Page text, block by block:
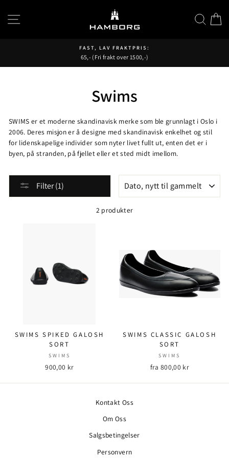
innhold
SØK
Pause
FAST, LAV FRAKTPRIS:
65,- (Fri frakt over 1500,-)
Swims
SWIMS er et moderne skandinavisk merke som ble grunnlagt i Oslo i
2006. Deres misjon er å designe med skandinavisk enkelhet og stil
for lidenskapelige individer som nyter livet fullt ut, enten det er i
byen, på stranden, på fjellet eller et sted midt imellom.
Filter (1)
2 produkter
SWIMS SPIKED GALOSH
SORT
SWIMS
900,00 kr
SWIMS CLASSIC GALOSH
SORT
SWIMS
fra 800,00 kr
Kontakt Oss
Om Oss
Salgsbetingelser
Personvern